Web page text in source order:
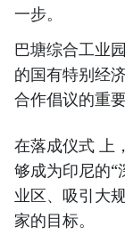
一步。
巴塘综合工业
的国有特别经
合作倡议的重
在落成仪式 上
够成为印尼的“
业区、吸引大
家的目标。